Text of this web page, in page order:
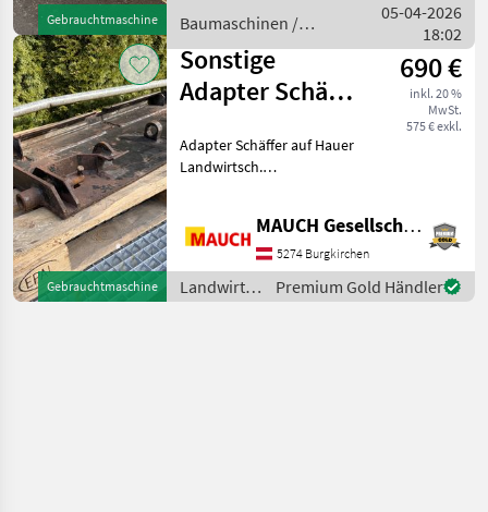
Gebrauchtmaschine
Anbaukonsole Steuerblock
Bolzen Abstützbei
Baumaschinen /
Schaeff
05-04-2026
18:02
Gebrauchtmaschine
Sonstige
Adapter Schäffer
690 €
inkl. 20 %
MwSt.
575 € exkl.
Adapter Schäffer auf Hauer
Landwirtsch.
MAUCH Gesellschaft m.b.H. & Co.KG
5274 Burgkirchen
Landwirtsch.
Motorfahrzeuge
Premium Gold Händler